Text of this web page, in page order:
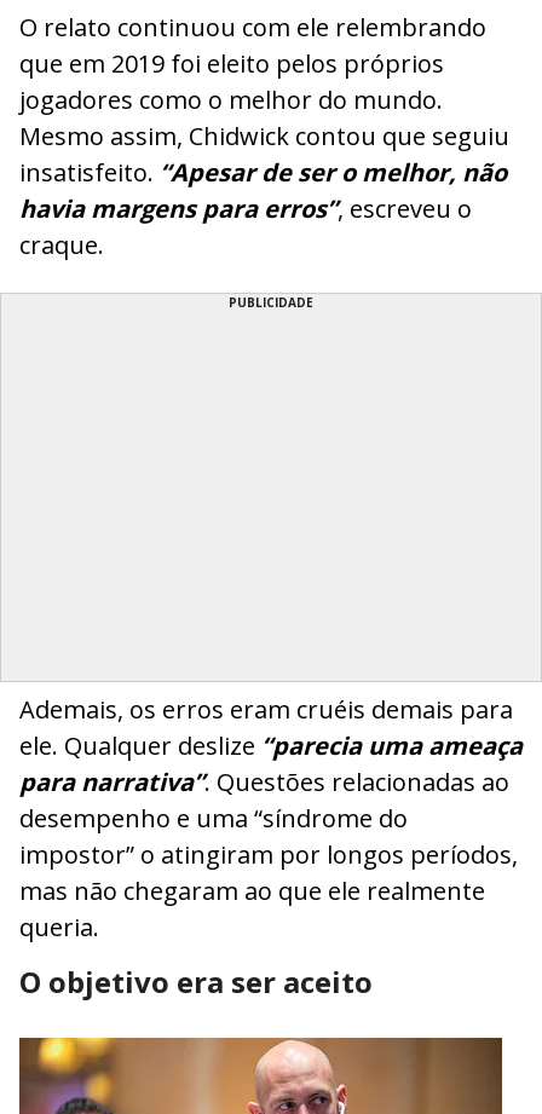
O relato continuou com ele relembrando
que em 2019 foi eleito pelos próprios
jogadores como o melhor do mundo.
Mesmo assim, Chidwick contou que seguiu
insatisfeito. “Apesar de ser o melhor, não
havia margens para erros”, escreveu o
craque.
PUBLICIDADE
Ademais, os erros eram cruéis demais para
ele. Qualquer deslize “parecia uma ameaça
para narrativa”. Questões relacionadas ao
desempenho e uma “síndrome do
impostor” o atingiram por longos períodos,
mas não chegaram ao que ele realmente
queria.
O objetivo era ser aceito